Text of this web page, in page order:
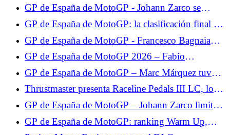
hazaña de Johann Zarco, Fabio Quartararo sólo 17º
GP de España de MotoGP - Johann Zarco se
queda sin la pole por nada: “Había la posibilidad
de tenerla”
GP de España de MotoGP: la clasificación final de
la carrera al sprint, escenario totalmente loco, Zarco
y Quartararo en los puntos
GP de España de MotoGP - Francesco Bagnaia
pierde ante Marc Márquez: “Era más rápido que
yo”
GP de España de MotoGP 2026 – Fabio
Quartararo hace su mea culpa: “Cometí un error al
no parar”
GP de España de MotoGP – Marc Márquez tuvo
suerte en la carrera al sprint: “Me caí en el mejor
momento”
Thrustmaster presenta Raceline Pedals III LC, los
nuevos pedales con célula de carga.
GP de España de MotoGP – Johann Zarco limita
los daños en la carrera al sprint: “Pude salvar
algunos puntos”
GP de España de MotoGP: ranking Warm Up,
Fabio Quartararo sube al Top 10, Zarco sólo 12º